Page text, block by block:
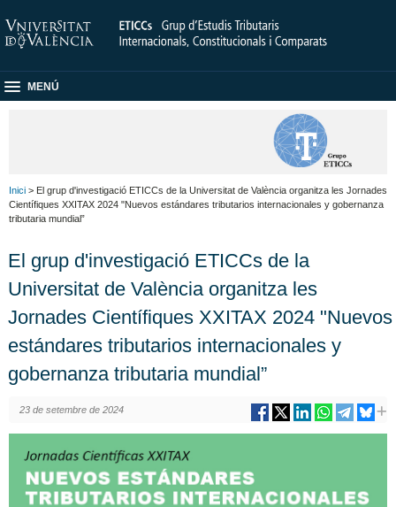
MENÚ
Inici > El grup d'investigació ETICCs de la Universitat de València organitza les Jornades
Científiques XXITAX 2024 "Nuevos estándares tributarios internacionales y gobernanza
tributaria mundial”
El grup d'investigació ETICCs de la
Universitat de València organitza les
Jornades Científiques XXITAX 2024 "Nuevos
estándares tributarios internacionales y
gobernanza tributaria mundial”
23 de setembre de 2024